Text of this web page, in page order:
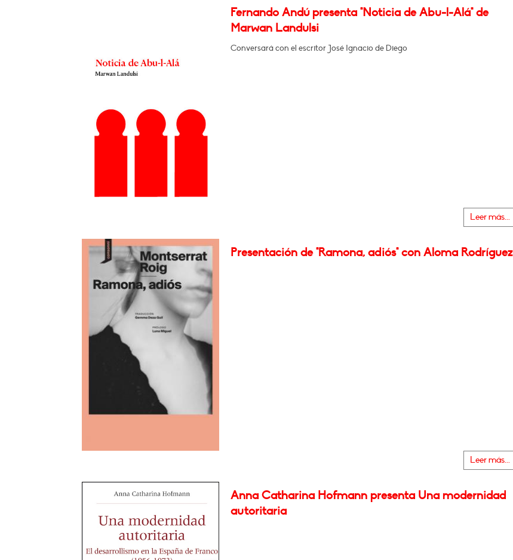
Fernando Andú presenta "Noticia de Abu-l-Alá" de
Marwan Landulsi
Conversará con el escritor José Ignacio de Diego
Leer más...
Presentación de "Ramona, adiós" con Aloma Rodríguez
Leer más...
Anna Catharina Hofmann presenta Una modernidad
autoritaria